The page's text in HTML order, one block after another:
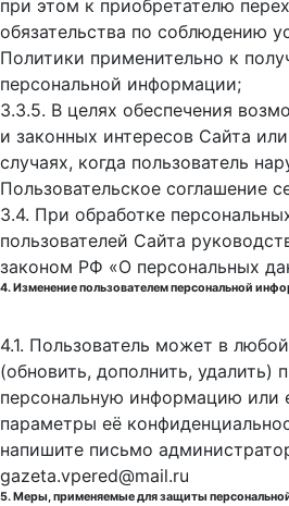
при этом к приобретателю
обязательства по соблюдению
Политики применительно к
персональной информации;
3.3.5. В целях обеспечения
и законных интересов Сайта
случаях, когда пользователь
Пользовательское соглашение
3.4. При обработке
пользователей Сайта
законом РФ «О персональных
4. Изменение пользователем персональной
4.1. Пользователь может в
(обновить, дополнить, удалить)
персональную информацию или
параметры её
напишите письмо
gazeta.vpered@mail.ru
5. Меры, применяемые для защиты